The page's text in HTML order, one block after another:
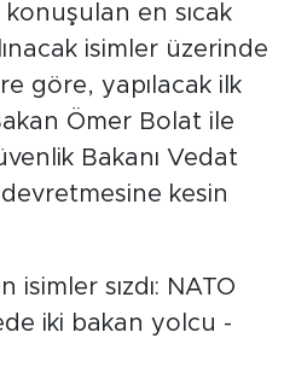
en sıcak
isimler üzerinde
göre, yapılacak ilk
Ömer Bolat ile
Bakanı Vedat
kesin